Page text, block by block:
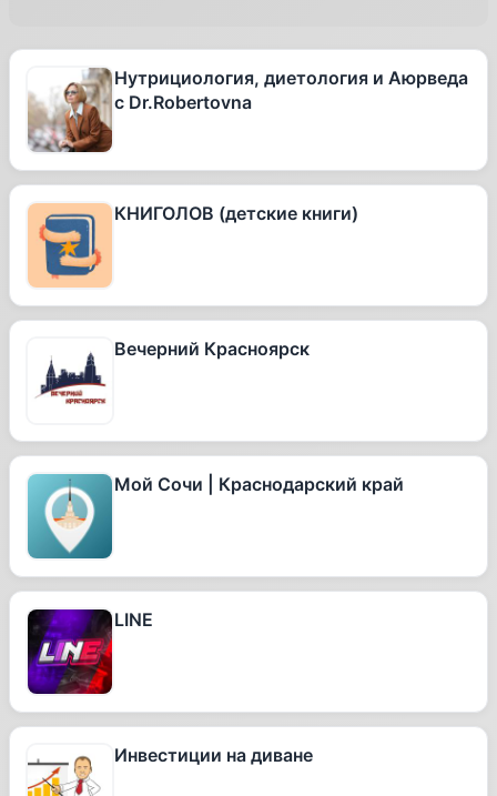
Нутрициология, диетология и Аюрведа
с Dr.Robertovna
КНИГОЛОВ (детские книги)
Вечерний Красноярск
Мой Сочи | Краснодарский край
LINE
Инвестиции на диване